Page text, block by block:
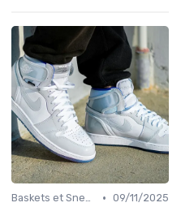
Baskets et Sneakers • 09/11/2025